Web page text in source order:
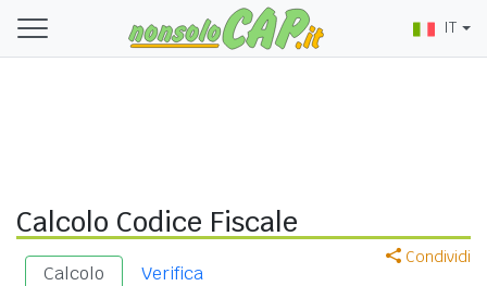
IT
Calcolo Codice Fiscale
Condividi
Calcolo Verifica